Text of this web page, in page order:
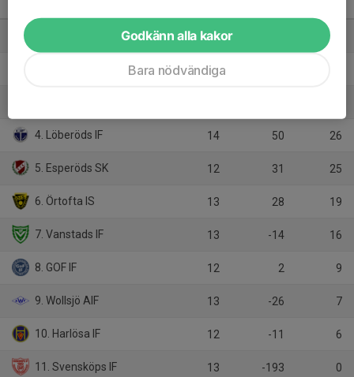
13 36
13
4. Löberöds IF 14 50 26
5. Esperöds SK 12 31 25
6. Örtofta IS 13 28 19
7. Vanstads IF 13 -14 16
8. GOF IF 12 2 9
9. Wollsjö AIF 13 -26 7
10. Harlösa IF 12 -11 6
11. Svensköps IF 13 -193 0
Godkänn alla kakor
Bara nödvändiga